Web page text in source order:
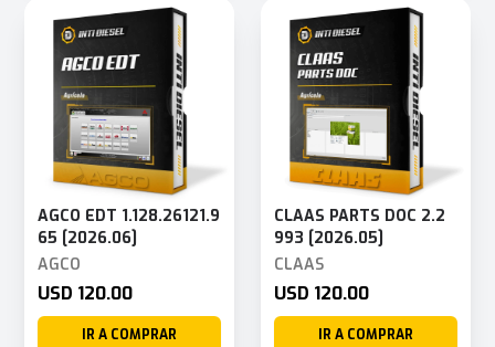
AGCO EDT 1.128.26121.9
65 [2026.06]
AGCO
USD 120.00
IR A COMPRAR
CLAAS PARTS DOC 2.2
993 [2026.05]
CLAAS
USD 120.00
IR A COMPRAR